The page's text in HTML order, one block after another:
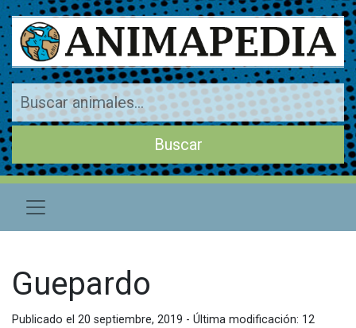
Guepardo
Publicado el 20 septiembre, 2019 - Última modificación: 12